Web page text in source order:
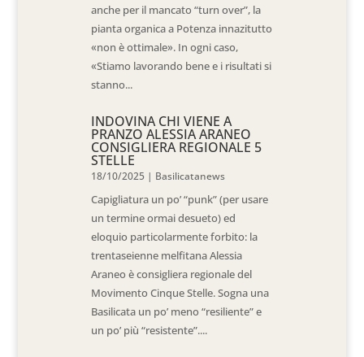
anche per il mancato “turn over”, la
pianta organica a Potenza innazitutto
«non è ottimale». In ogni caso,
«Stiamo lavorando bene e i risultati si
stanno...
INDOVINA CHI VIENE A
PRANZO ALESSIA ARANEO
CONSIGLIERA REGIONALE 5
STELLE
18/10/2025 | Basilicatanews
Capigliatura un po’ “punk” (per usare
un termine ormai desueto) ed
eloquio particolarmente forbito: la
trentaseienne melfitana Alessia
Araneo è consigliera regionale del
Movimento Cinque Stelle. Sogna una
Basilicata un po’ meno “resiliente” e
un po’ più “resistente”....